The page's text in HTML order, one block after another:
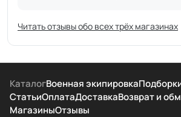
Читать отзывы обо всех трёх магазинах
КаталогВоенная экипировка
СтатьиОплатаДоставкаВозврат и
МагазиныОтзывы